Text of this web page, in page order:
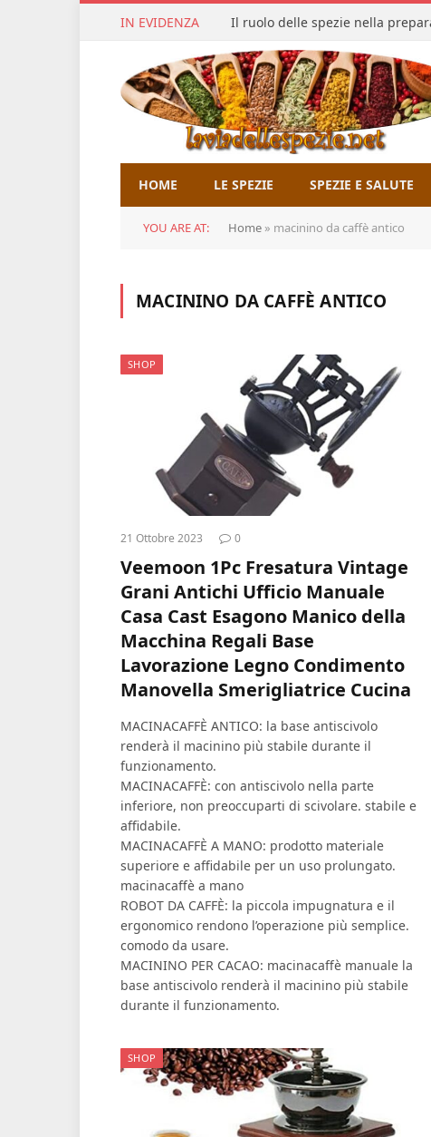
IN EVIDENZA Il ruolo delle spezie nella
HOME LE SPEZIE SPEZIE E SALUTE
YOU ARE AT: Home » macinino da caffè antico
MACININO DA CAFFÈ ANTICO
SHOP
21 Ottobre 2023 0
Veemoon 1Pc Fresatura Vintage
Grani Antichi Ufficio Manuale
Casa Cast Esagono Manico della
Macchina Regali Base
Lavorazione Legno Condimento
Manovella Smerigliatrice Cucina
MACINACAFFÈ ANTICO: la base antiscivolo
renderà il macinino più stabile durante il
funzionamento.
MACINACAFFÈ: con antiscivolo nella parte
inferiore, non preoccuparti di scivolare. stabile e
affidabile.
MACINACAFFÈ A MANO: prodotto materiale
superiore e affidabile per un uso prolungato.
macinacaffè a mano
ROBOT DA CAFFÈ: la piccola impugnatura e il
ergonomico rendono l’operazione più semplice.
comodo da usare.
MACININO PER CACAO: macinacaffè manuale la
base antiscivolo renderà il macinino più stabile
durante il funzionamento.
SHOP